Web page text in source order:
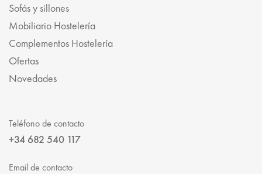
Sofás y sillones
Mobiliario Hostelería
Complementos Hostelería
Ofertas
Novedades
Teléfono de contacto
+34 682 540 117
Email de contacto